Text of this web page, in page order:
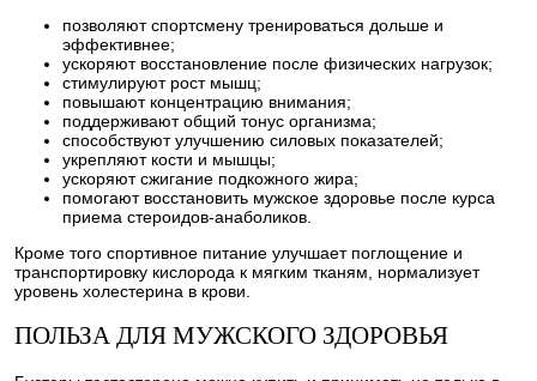
позволяют спортсмену тренироваться дольше и
эффективнее;
ускоряют восстановление после физических нагрузок;
стимулируют рост мышц;
повышают концентрацию внимания;
поддерживают общий тонус организма;
способствуют улучшению силовых показателей;
укрепляют кости и мышцы;
ускоряют сжигание подкожного жира;
помогают восстановить мужское здоровье после курса
приема стероидов-анаболиков.
Кроме того спортивное питание улучшает поглощение и
транспортировку кислорода к мягким тканям, нормализует
уровень холестерина в крови.
ПОЛЬЗА ДЛЯ МУЖСКОГО ЗДОРОВЬЯ